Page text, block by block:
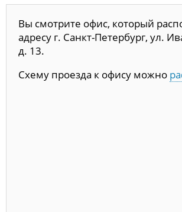
Вы смотрите офис, который
адресу г. Санкт-Петербург, ул.
д. 13.
Схему проезда к офису можно